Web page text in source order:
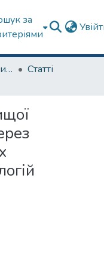
за
Кафедра педагогіки, психології, початкової освіти та освітнього менеджменту
Статті